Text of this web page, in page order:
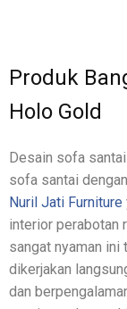
Produk
Holo Gold
Desain sofa
sofa santai
Nuril Jati Furniture
interior perabotan
sangat nyaman ini
dikerjakan
dan